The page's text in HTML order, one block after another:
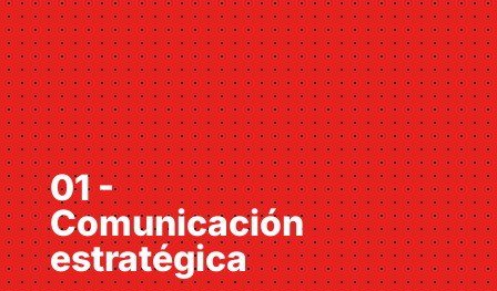
01 -
Comunicación
estratégica